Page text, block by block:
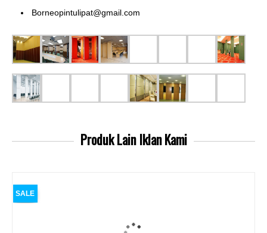
Borneopintulipat@gmail.com
Produk LainIklan Kami
SALE